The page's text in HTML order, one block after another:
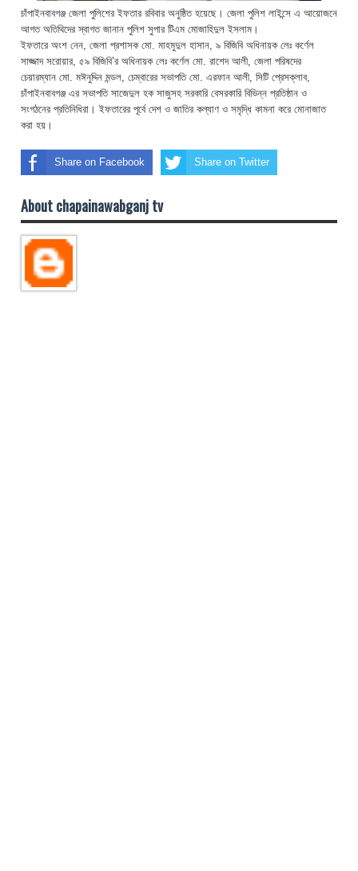
চাঁপাইনবাবগঞ্জ জেলা পুলিশের ইফতার রবিবার অনুষ্ঠিত হয়েছে। জেলা পুলিশ লাইন্সে এ আয়োজনে
আগত অতিথিদের স্বাগত জানান পুলিশ সুপার টিএম মোজাহিদুল ইসলাম।
ইফতারে অংশ নেন, জেলা প্রশাসক মো. মাহমুদুল হাসান, ৯ বিজিবি অধিনায়ক লেঃ কর্ণেল
সাজ্জাদ সরোয়ার, ৫৯ বিজিবি’র অধিনায়ক লেঃ কর্ণেল মো. রাশেদ আলী, জেলা পরিষদের
চেয়ারম্যান মো. মঈনুদ্দিন মন্ডল, চেম্বারের সভাপতি মো. এরফান আলী, সিটি প্রেসক্লাব,
চাঁপাইনবাবগঞ্জ এর সভাপতি সাজেদুল হক সাজুসহ সরকারি বেসরকারি বিভিন্ন প্রতিষ্ঠান ও
সংগঠনের প্রতিনিধিরা। ইফতারের পূর্বে দেশ ও জাতির কল্যাণ ও সমৃদ্ধি কামনা করে মোনাজাত
করা হয়।
Share on Facebook Share on Twitter
About chapainawabganj tv